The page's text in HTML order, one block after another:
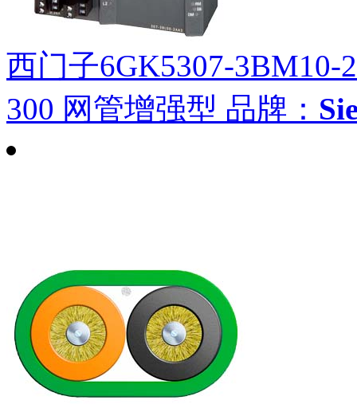
西门子6GK5307-
300 网管增强型 品牌：